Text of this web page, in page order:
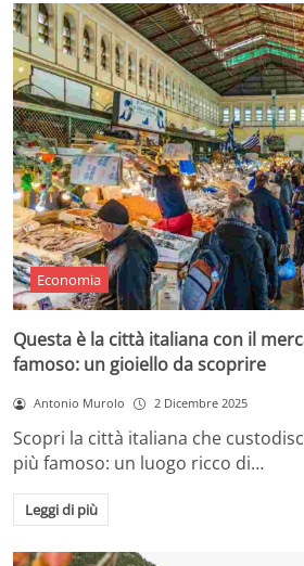
Economia
Questa è la città italiana con il
famoso: un gioiello da scoprire
Antonio Murolo 2 Dicembre 2025
Scopri la città italiana che
più famoso: un luogo ricco di…
Leggi di più